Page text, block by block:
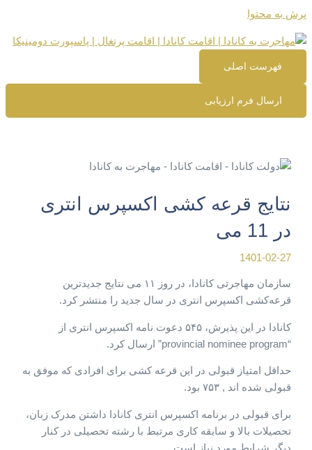
پرش به محتوا
فهرست اصلی
ارسال فرم ارزیابی
نتایج قرعه کشی اکسپرس انتری
در 11 می
1401-02-27
سازمان مهاجرتی کانادا، در روز ۱۱ می نتایج جدیدترین
قرعه‌کشی اکسپرس انتری در سال جدید را منتشر کرد.
کانادا در این پذیرش، ۵۴۵ دعوت نامه اکسپرس انتری از
“provincial nominee program” ارسال کرد.
حداقل امتیاز قبولی در این قرعه کشی برای افرادی که موفق به
قبولی شده اند , ۷۵۳ بود.
برای قبولی در برنامه اکسپرس انتری کانادا داشتن مدرک زبان،
تحصیلات بالا و سابقه کاری مرتبط با رشته تحصیلی در کنار